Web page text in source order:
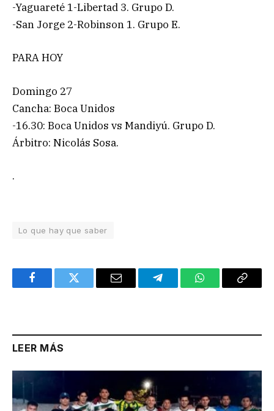
-Yaguareté 1-Libertad 3. Grupo D.
-San Jorge 2-Robinson 1. Grupo E.
PARA HOY
Domingo 27
Cancha: Boca Unidos
-16.30: Boca Unidos vs Mandiyú. Grupo D.
Árbitro: Nicolás Sosa.
.
Lo que hay que saber
FacebookTwitter Email TelegramWhatsAppCopy
LEER MÁS